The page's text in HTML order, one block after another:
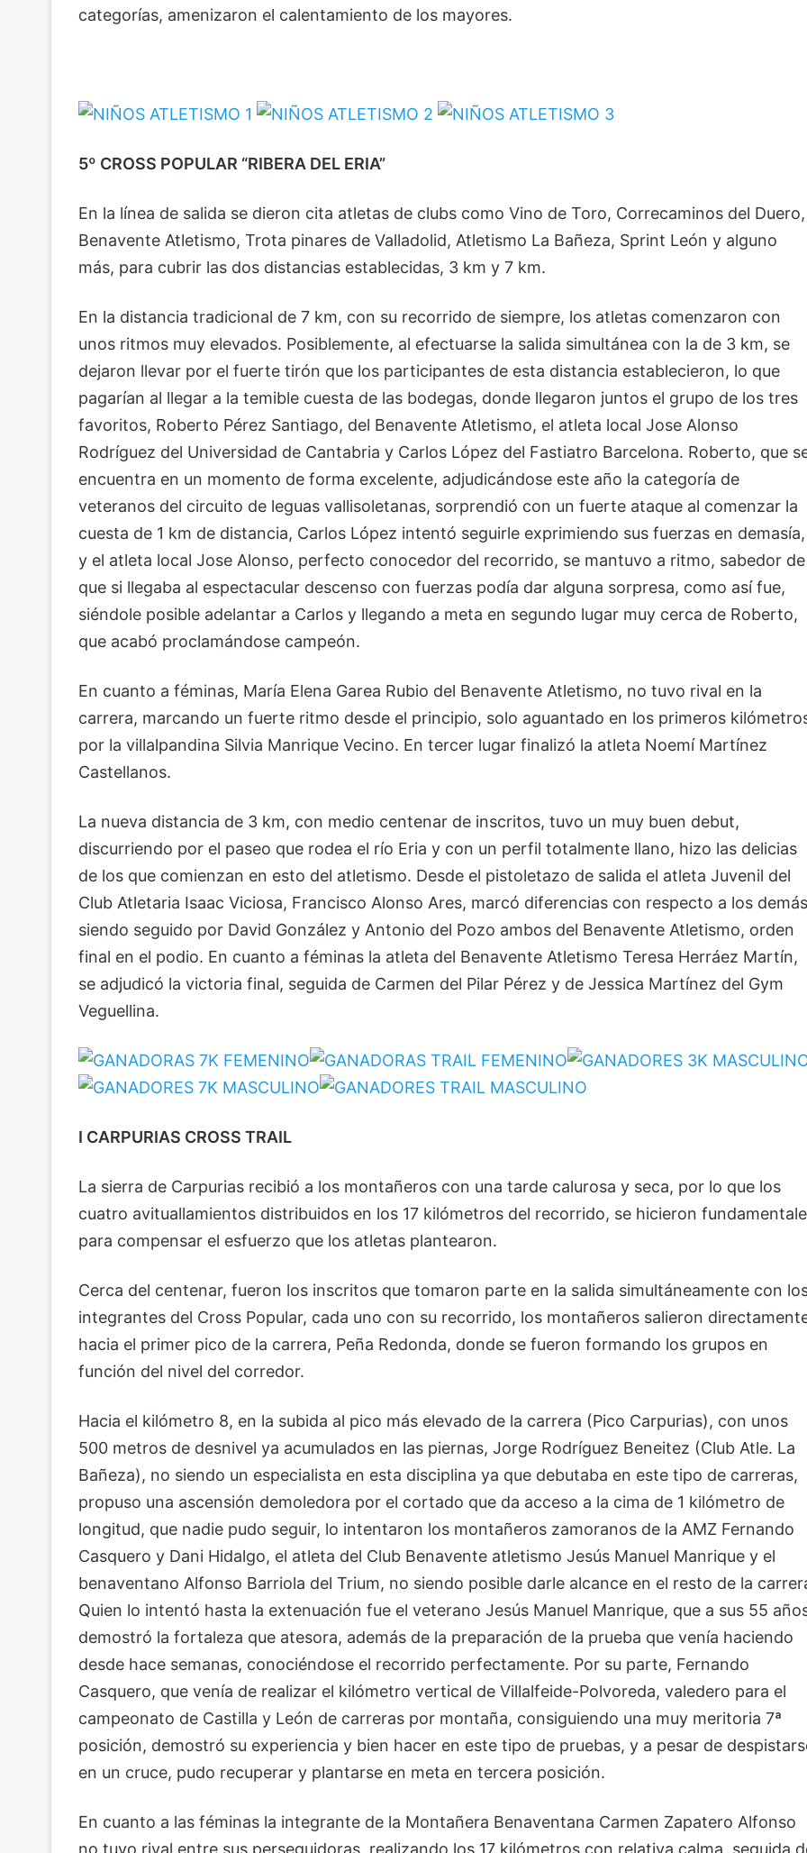
categorías, amenizaron el calentamiento de los mayores.
5º CROSS POPULAR “RIBERA DEL ERIA”
En la línea de salida se dieron cita atletas de clubs como Vino de Toro, Correcaminos del Duero,
Benavente Atletismo, Trota pinares de Valladolid, Atletismo La Bañeza, Sprint León y alguno
más, para cubrir las dos distancias establecidas, 3 km y 7 km.
En la distancia tradicional de 7 km, con su recorrido de siempre, los atletas comenzaron con
unos ritmos muy elevados. Posiblemente, al efectuarse la salida simultánea con la de 3 km, se
dejaron llevar por el fuerte tirón que los participantes de esta distancia establecieron, lo que
pagarían al llegar a la temible cuesta de las bodegas, donde llegaron juntos el grupo de los tres
favoritos, Roberto Pérez Santiago, del Benavente Atletismo, el atleta local Jose Alonso
Rodríguez del Universidad de Cantabria y Carlos López del Fastiatro Barcelona. Roberto, que
encuentra en un momento de forma excelente, adjudicándose este año la categoría de
veteranos del circuito de leguas vallisoletanas, sorprendió con un fuerte ataque al comenzar la
cuesta de 1 km de distancia, Carlos López intentó seguirle exprimiendo sus fuerzas en demasía,
y el atleta local Jose Alonso, perfecto conocedor del recorrido, se mantuvo a ritmo, sabedor de
que si llegaba al espectacular descenso con fuerzas podía dar alguna sorpresa, como así fue,
siéndole posible adelantar a Carlos y llegando a meta en segundo lugar muy cerca de Roberto,
que acabó proclamándose campeón.
En cuanto a féminas, María Elena Garea Rubio del Benavente Atletismo, no tuvo rival en la
carrera, marcando un fuerte ritmo desde el principio, solo aguantado en los primeros
por la villalpandina Silvia Manrique Vecino. En tercer lugar finalizó la atleta Noemí Martínez
Castellanos.
La nueva distancia de 3 km, con medio centenar de inscritos, tuvo un muy buen debut,
discurriendo por el paseo que rodea el río Eria y con un perfil totalmente llano, hizo las delicias
de los que comienzan en esto del atletismo. Desde el pistoletazo de salida el atleta Juvenil del
Club Atletaria Isaac Viciosa, Francisco Alonso Ares, marcó diferencias con respecto a los
siendo seguido por David González y Antonio del Pozo ambos del Benavente Atletismo, orden
final en el podio. En cuanto a féminas la atleta del Benavente Atletismo Teresa Herráez Martín,
se adjudicó la victoria final, seguida de Carmen del Pilar Pérez y de Jessica Martínez del Gym
Veguellina.
I CARPURIAS CROSS TRAIL
La sierra de Carpurias recibió a los montañeros con una tarde calurosa y seca, por lo que los
cuatro avituallamientos distribuidos en los 17 kilómetros del recorrido, se hicieron
para compensar el esfuerzo que los atletas plantearon.
Cerca del centenar, fueron los inscritos que tomaron parte en la salida simultáneamente con
integrantes del Cross Popular, cada uno con su recorrido, los montañeros salieron
hacia el primer pico de la carrera, Peña Redonda, donde se fueron formando los grupos en
función del nivel del corredor.
Hacia el kilómetro 8, en la subida al pico más elevado de la carrera (Pico Carpurias), con unos
500 metros de desnivel ya acumulados en las piernas, Jorge Rodríguez Beneitez (Club Atle. La
Bañeza), no siendo un especialista en esta disciplina ya que debutaba en este tipo de carreras,
propuso una ascensión demoledora por el cortado que da acceso a la cima de 1 kilómetro de
longitud, que nadie pudo seguir, lo intentaron los montañeros zamoranos de la AMZ Fernando
Casquero y Dani Hidalgo, el atleta del Club Benavente atletismo Jesús Manuel Manrique y el
benaventano Alfonso Barriola del Trium, no siendo posible darle alcance en el resto de la
Quien lo intentó hasta la extenuación fue el veterano Jesús Manuel Manrique, que a sus 55
demostró la fortaleza que atesora, además de la preparación de la prueba que venía haciendo
desde hace semanas, conociéndose el recorrido perfectamente. Por su parte, Fernando
Casquero, que venía de realizar el kilómetro vertical de Villalfeide-Polvoreda, valedero para el
campeonato de Castilla y León de carreras por montaña, consiguiendo una muy meritoria 7ª
posición, demostró su experiencia y bien hacer en este tipo de pruebas, y a pesar de
en un cruce, pudo recuperar y plantarse en meta en tercera posición.
En cuanto a las féminas la integrante de la Montañera Benaventana Carmen Zapatero Alfonso